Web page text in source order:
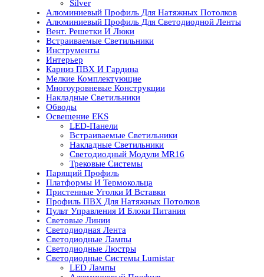
Silver
Алюминиевый Профиль Для Натяжных Потолков
Алюминиевый Профиль Для Светодиодной Ленты
Вент. Решетки И Люки
Встраиваемые Светильники
Инструменты
Интерьер
Карниз ПВХ И Гардина
Мелкие Комплектующие
Многоуровневые Конструкции
Накладные Светильники
Обводы
Освещение EKS
LED-Панели
Встраиваемые Светильники
Накладные Светильники
Светодиодный Модули MR16
Трековые Системы
Парящий Профиль
Платформы И Термокольца
Пристенные Уголки И Вставки
Профиль ПВХ Для Натяжных Потолков
Пульт Управления И Блоки Питания
Световые Линии
Светодиодная Лента
Светодиодные Лампы
Светодиодные Люстры
Светодиодные Системы Lumistar
LED Лампы